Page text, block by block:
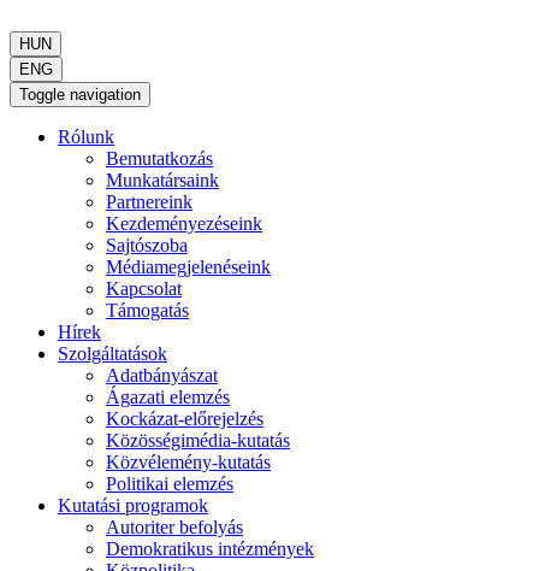
HUN
ENG
Toggle navigation
Rólunk
Bemutatkozás
Munkatársaink
Partnereink
Kezdeményezéseink
Sajtószoba
Médiamegjelenéseink
Kapcsolat
Támogatás
Hírek
Szolgáltatások
Adatbányászat
Ágazati elemzés
Kockázat-előrejelzés
Közösségimédia-kutatás
Közvélemény-kutatás
Politikai elemzés
Kutatási programok
Autoriter befolyás
Demokratikus intézmények